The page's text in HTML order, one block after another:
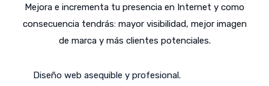
Mejora e incrementa tu presencia en Internet y como
consecuencia tendrás: mayor visibilidad, mejor imagen
de marca y más clientes potenciales.
Diseño web asequible y profesional.